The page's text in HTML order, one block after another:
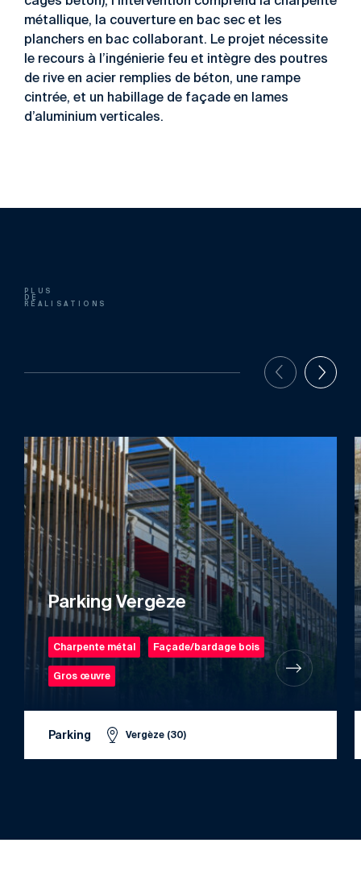
métallique, la couverture en bac sec et les
planchers en bac collaborant. Le projet nécessite
le recours à l’ingénierie feu et intègre des poutres
de rive en acier remplies de béton, une rampe
cintrée, et un habillage de façade en lames
d’aluminium verticales.
PLUS
DE
RÉALISATIONS
Parking Vergèze
Charpente métal Façade/bardage bois
Gros œuvre
Parking Vergèze (30)